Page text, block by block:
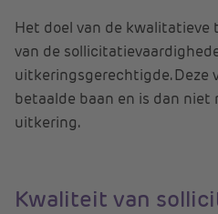
Het doel van de
van de
uitkeringsgerechtigde. Deze
betaalde baan en is dan niet
uitkering.
Kwaliteit van